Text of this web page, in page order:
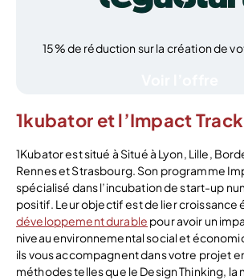
15% de réduction sur la création de
1kubator et l’Impact Track
1Kubator est situé à Situé à Lyon, Lille,
Rennes et Strasbourg. Son programme
spécialisé dans l’incubation de start-up
positif. Leur objectif est de lier croissance
développement durable pour avoir un
niveau environnemental social et
ils vous accompagnent dans votre projet
méthodes telles que le Design Thinking, la